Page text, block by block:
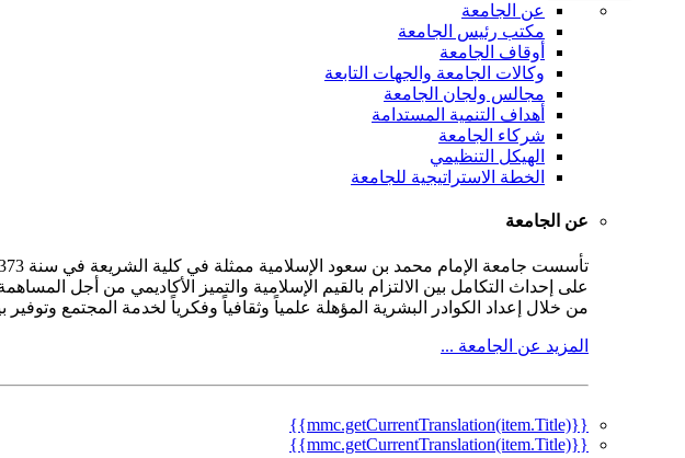
عن الجامعة
مكتب رئيس الجامعة
أوقاف الجامعة
وكالات الجامعة والجهات التابعة
مجالس ولجان الجامعة
أهداف التنمية المستدامة
شركاء الجامعة
الهيكل التنظيمي
الخطة الاستراتيجية للجامعة
عن الجامعة
على إحداث التكامل بين الالتزام بالقيم الإسلامية والتميز الأكاديمي من أجل
من خلال إعداد الكوادر البشرية المؤهلة علمياً وثقافياً وفكرياً لخدمة المجتمع
المزيد عن الجامعة ...
{{mmc.getCurrentTranslation(item.Title)}}
{{mmc.getCurrentTranslation(item.Title)}}